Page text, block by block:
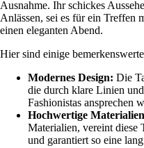
Ausnahme. Ihr schickes
Anlässen, sei es für ein Treffen
einen eleganten Abend.
Hier sind einige
Modernes Design: Die
die durch klare Linien
Fashionistas ansprechen
Hochwertige
Materialien, vereint diese
und garantiert so eine